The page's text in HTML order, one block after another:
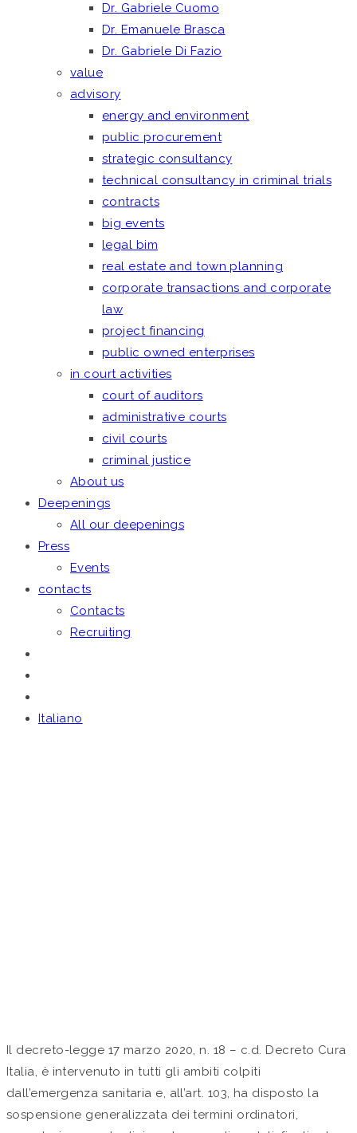
Dr. Gabriele Cuomo
Dr. Emanuele Brasca
Dr. Gabriele Di Fazio
value
advisory
energy and environment
public procurement
strategic consultancy
technical consultancy in criminal trials
contracts
big events
legal bim
real estate and town planning
corporate transactions and corporate
law
project financing
public owned enterprises
in court activities
court of auditors
administrative courts
civil courts
criminal justice
About us
Deepenings
All our deepenings
Press
Events
contacts
Contacts
Recruiting
Italiano
Il decreto-legge 17 marzo 2020, n. 18 – c.d. Decreto Cura
Italia, è intervenuto in tutti gli ambiti colpiti
dall’emergenza sanitaria e, all’art. 103, ha disposto la
sospensione generalizzata dei termini ordinatori,